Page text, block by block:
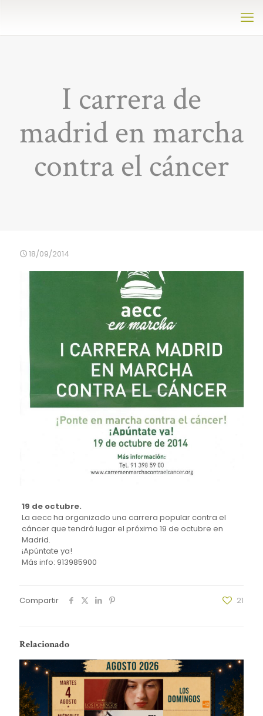
I carrera de
madrid en marcha
contra el cáncer
18/09/2014
19 de octubre.
La aecc ha organizado una carrera popular contra el
cáncer que tendrá lugar el próximo 19 de octubre en
Madrid.
¡Apúntate ya!
Más info: 913985900
Compartir 21
Relacionado